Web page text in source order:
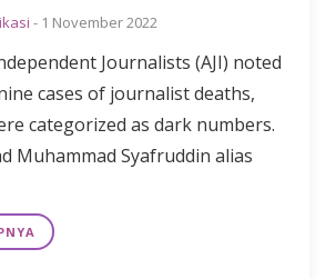
- 1 November 2022
Journalists (AJI) noted
cases of journalist deaths,
categorized as dark numbers.
Muhammad Syafruddin alias